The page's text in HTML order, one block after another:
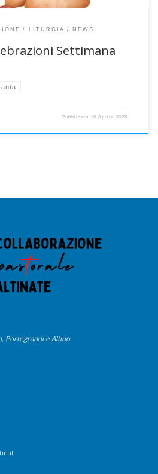
LITURGIA NEWS
Settimana
Pubblicato 10 Aprile 2025
Portegrandi e Altino